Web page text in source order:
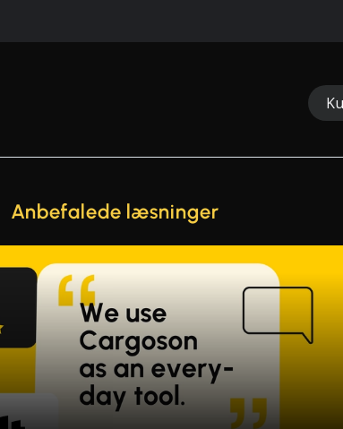
Anbefalede læsninger